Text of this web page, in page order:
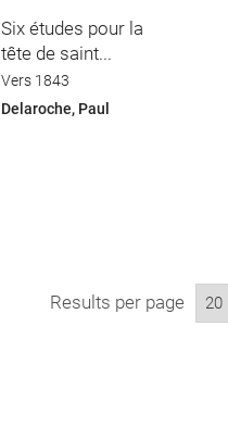
Six études pour la
tête de saint...
Vers 1843
Delaroche, Paul
Results per page